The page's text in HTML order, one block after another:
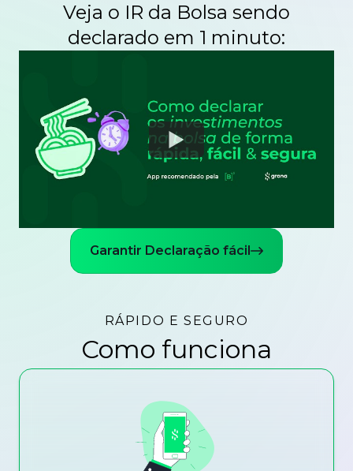
Veja o IR da Bolsa sendo
declarado em 1 minuto:
Watch
Garantir Declaração fácil
RÁPIDO E SEGURO
Como funciona